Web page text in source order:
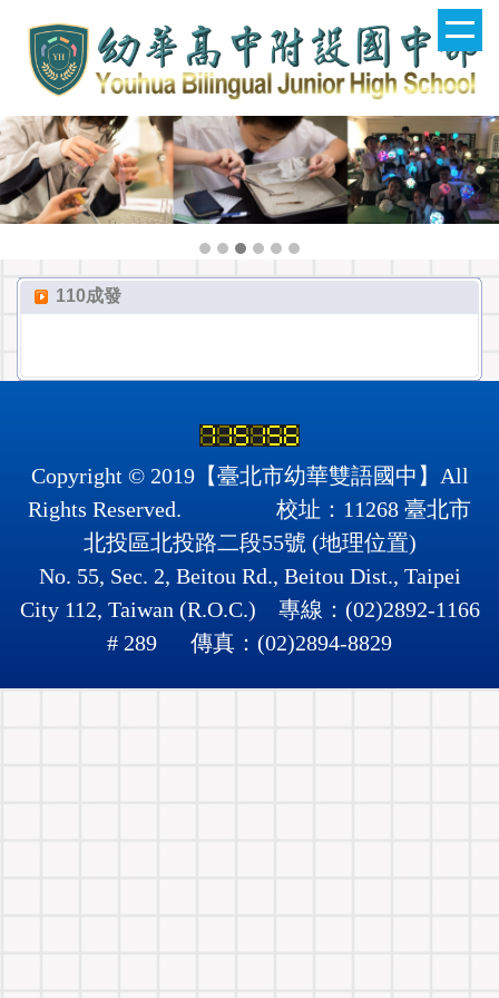
內
容
區
110成發
Copyright © 2019【臺北市幼華雙語國中】All
Rights Reserved. 校址：11268 臺北市
北投區北投路二段55號 (地理位置)
No. 55, Sec. 2, Beitou Rd., Beitou Dist., Taipei
City 112, Taiwan (R.O.C.) 專線：(02)2892-1166
# 289 傳真：(02)2894-8829